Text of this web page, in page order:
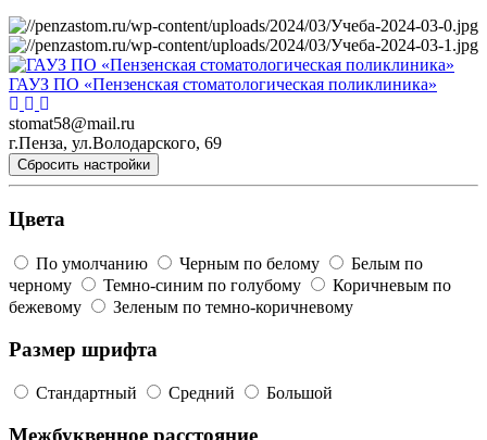
ГАУЗ ПО «Пензенская стоматологическая поликлиника»
stomat58@mail.ru
г.Пенза, ул.Володарского, 69
Сбросить настройки
Цвета
По умолчанию Черным по белому
Белым по
черному
Темно-синим по голубому
Коричневым по
бежевому
Зеленым по темно-коричневому
Размер шрифта
Стандартный Средний Большой
Межбуквенное расстояние